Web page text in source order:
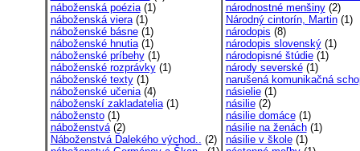
náboženská poézia(1)
náboženská viera(1)
náboženské básne(1)
náboženské hnutia(1)
náboženské príbehy(1)
náboženské rozprávky(1)
náboženské texty(1)
náboženské učenia(4)
náboženskí zakladatelia(1)
nábožensto(1)
náboženstvá(2)
Náboženstvá Ďalekého východ.. (2)
národnostné menšiny(2)
Národný cintorín, Martin(1)
národopis (8)
národopis slovenský(1)
národopisné štúdie(1)
národy severské(1)
narušená komunikačná
násielie(1)
násilie(2)
násilie domáce(1)
násilie na ženách(1)
násilie v škole(1)